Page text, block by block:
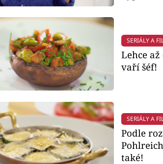
SERIÁLY A
Lehce
vaří šéf!
SERIÁLY A
Podle
také!